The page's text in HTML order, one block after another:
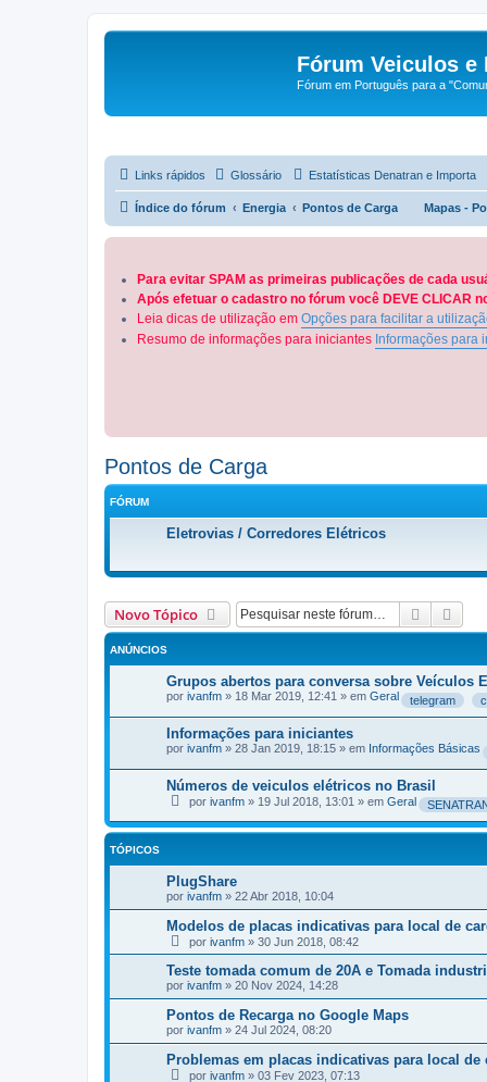
Fórum Veiculos
Fórum em Português para a
Links rápidos Glossário Estatísticas Denatran e Importa
Índice do fórum Energia Pontos de Carga Mapas -
Para evitar SPAM as primeiras publicações de cada
Após efetuar o cadastro no fórum você DEVE CLICAR
Leia dicas de utilização em Opções para facilitar a
Resumo de informações para iniciantes Informações para
Pontos de Carga
FÓRUM
Eletrovias / Corredores Elétricos
Novo Tópico Pesquisar
ANÚNCIOS
Grupos abertos para conversa sobre Veículos
por ivanfm » 18 Mar 2019, 12:41 » em Geral telegram
Informações para iniciantes
por ivanfm » 28 Jan 2019, 18:15 » em Informações Básicas
Números de veiculos elétricos no Brasil
por ivanfm » 19 Jul 2018, 13:01 » em Geral
TÓPICOS
PlugShare
por ivanfm » 22 Abr 2018, 10:04
Modelos de placas indicativas para local de
por ivanfm » 30 Jun 2018, 08:42
Teste tomada comum de 20A e Tomada
por ivanfm » 20 Nov 2024, 14:28
Pontos de Recarga no Google Maps
por ivanfm » 24 Jul 2024, 08:20
Problemas em placas indicativas para local
por ivanfm » 03 Fev 2023, 07:13